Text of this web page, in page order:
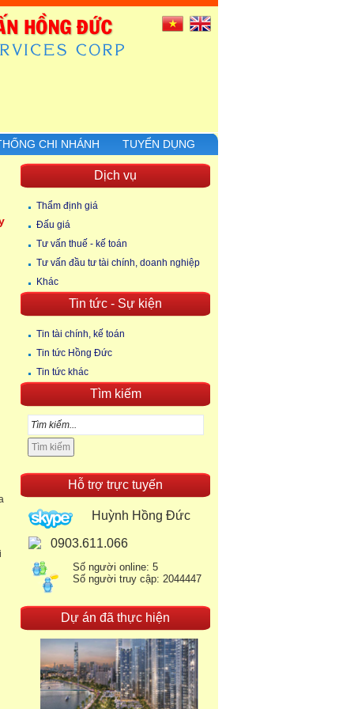
CHI NHÁNH TUYỂN DỤNG
Dịch vụ
Thẩm định giá
Đấu giá
Tư vấn thuế - kế toán
Tư vấn đầu tư tài chính, doanh nghiệp
Khác
Tin tức - Sự kiện
Tin tài chính, kế toán
Tin tức Hồng Đức
Tin tức khác
Tìm kiếm
Hỗ trợ trực tuyến
Huỳnh Hồng Đức
0903.611.066
Số người online: 5
Số người truy cập: 2044447
Dự án đã thực hiện